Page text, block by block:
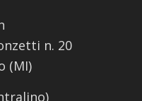
n. 20
(MI)